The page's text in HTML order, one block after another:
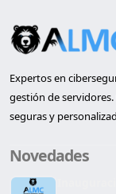
Expertos en
gestión de
seguras y
Novedades